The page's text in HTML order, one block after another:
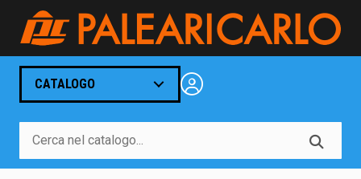
CATALOGO